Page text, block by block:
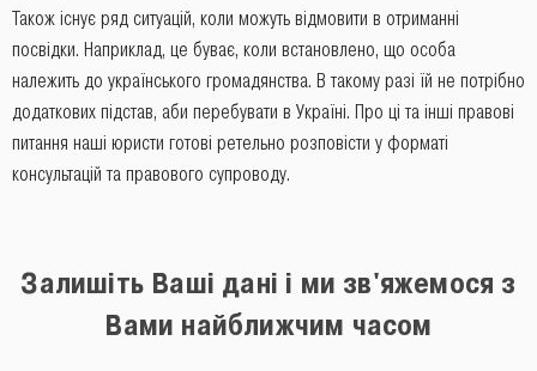
Також існує ряд ситуацій, коли можуть відмовити в отриманні
посвідки. Наприклад, це буває, коли встановлено, що особа
належить до українського громадянства. В такому разі їй не потрібно
додаткових підстав, аби перебувати в Україні. Про ці та інші правові
питання наші юристи готові ретельно розповісти у форматі
консультацій та правового супроводу.
Залишіть Ваші дані і ми зв'яжемося з
Вами найближчим часом